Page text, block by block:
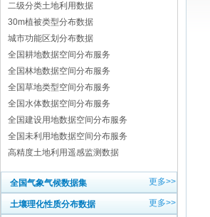
二级分类土地利用数据
30m植被类型分布数据
城市功能区划分布数据
全国耕地数据空间分布服务
全国林地数据空间分布服务
全国草地类型空间分布服务
全国水体数据空间分布服务
全国建设用地数据空间分布服务
全国未利用地数据空间分布服务
高精度土地利用遥感监测数据
全国气象气候数据集 更多>>
土壤理化性质分布数据 更多>>